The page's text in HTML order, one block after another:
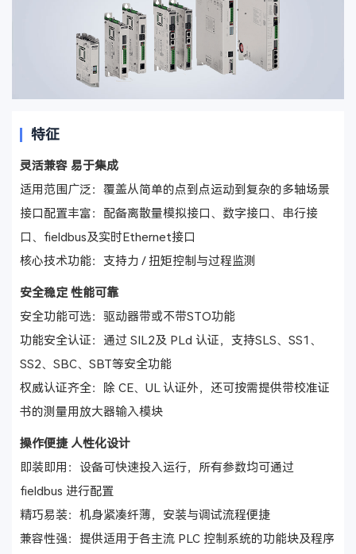
特征
灵活兼容 易于集成
适用范围广泛：覆盖从简单的点到点运动到复杂的多轴场景
接口配置丰富：配备离散量模拟接口、数字接口、串行接
口、fieldbus及实时Ethernet接口
核心技术功能：支持力 / 扭矩控制与过程监测
安全稳定 性能可靠
安全功能可选：驱动器带或不带STO功能
功能安全认证：通过 SIL2及 PLd 认证，支持SLS、SS1、
SS2、SBC、SBT等安全功能
权威认证齐全：除 CE、UL 认证外，还可按需提供带校准证
书的测量用放大器输入模块
操作便捷 人性化设计
即装即用：设备可快速投入运行，所有参数均可通过
fieldbus 进行配置
精巧易装：机身紧凑纤薄，安装与调试流程便捷
兼容性强：提供适用于各主流 PLC 控制系统的功能块及程序